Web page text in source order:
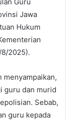
Jawa
Hukum
2025).
menyampaikan,
guru dan murid
Sebab,
guru kepada